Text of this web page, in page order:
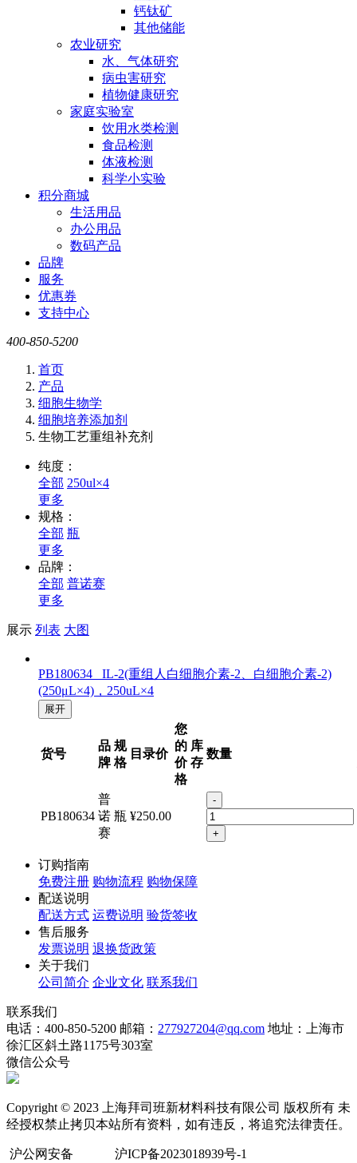
钙钛矿
其他储能
农业研究
水、气体研究
病虫害研究
植物健康研究
家庭实验室
饮用水类检测
食品检测
体液检测
科学小实验
积分商城
生活用品
办公用品
数码产品
品牌
服务
优惠券
支持中心
400-850-5200
首页
产品
细胞生物学
细胞培养添加剂
生物工艺重组补充剂
纯度：
全部 250ul×4
更多
规格：
全部 瓶
更多
品牌：
全部 普诺赛
更多
展示 列表 大图
PB180634 IL-2(重组人白细胞介素-2、白细胞介素-2)
(250μL×4)，250uL×4
展开
货号
品
牌
规
格
目录价
您
的
价
格
库
存
数量
PB180634
普
诺
赛
瓶 ¥250.00
-
+
订购指南
免费注册 购物流程 购物保障
配送说明
配送方式 运费说明 验货签收
售后服务
发票说明 退换货政策
关于我们
公司简介 企业文化 联系我们
联系我们
电话：400-850-5200 邮箱： 277927204@qq.com 地址：上海市
徐汇区斜土路1175号303室
微信公众号
Copyright © 2023 上海拜司班新材料科技有限公司 版权所有 未
经授权禁止拷贝本站所有资料，如有违反，将追究法律责任。
沪公网安备 沪ICP备2023018939号-1